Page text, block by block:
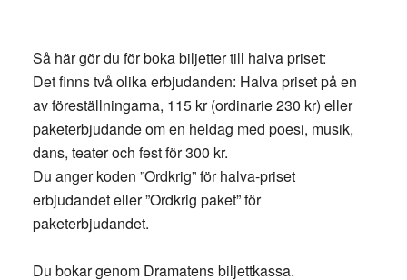
Så här gör du för boka biljetter till halva priset:
Det finns två olika erbjudanden: Halva priset på en
av föreställningarna, 115 kr (ordinarie 230 kr) eller
paketerbjudande om en heldag med poesi, musik,
dans, teater och fest för 300 kr.
Du anger koden ”Ordkrig” för halva-priset
erbjudandet eller ”Ordkrig paket” för
paketerbjudandet.
Du bokar genom Dramatens biljettkassa.